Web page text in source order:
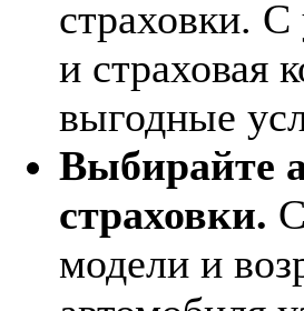
страховки.
и страховая
выгодные
Выбирайте
страховки.
модели и